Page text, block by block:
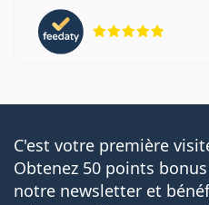
C'est votre première
Obtenez 50 points
notre newsletter et